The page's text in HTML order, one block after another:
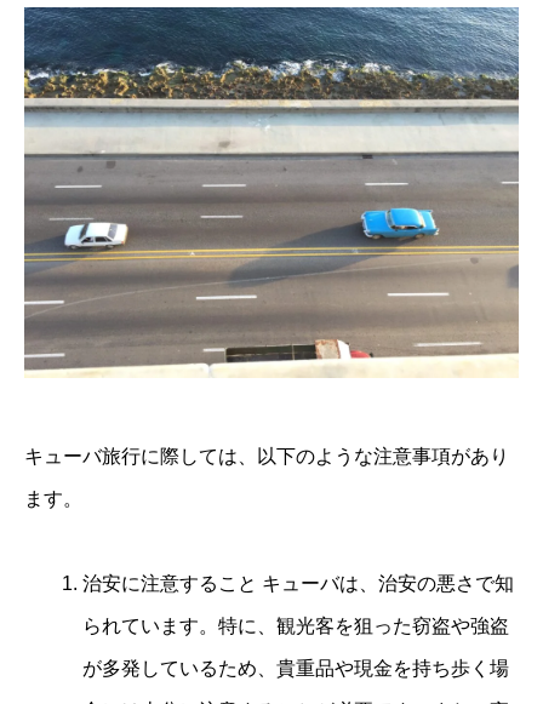
キューバ旅行に際しては、以下のような注意事項があり
ます。
治安に注意すること キューバは、治安の悪さで知
られています。特に、観光客を狙った窃盗や強盗
が多発しているため、貴重品や現金を持ち歩く場